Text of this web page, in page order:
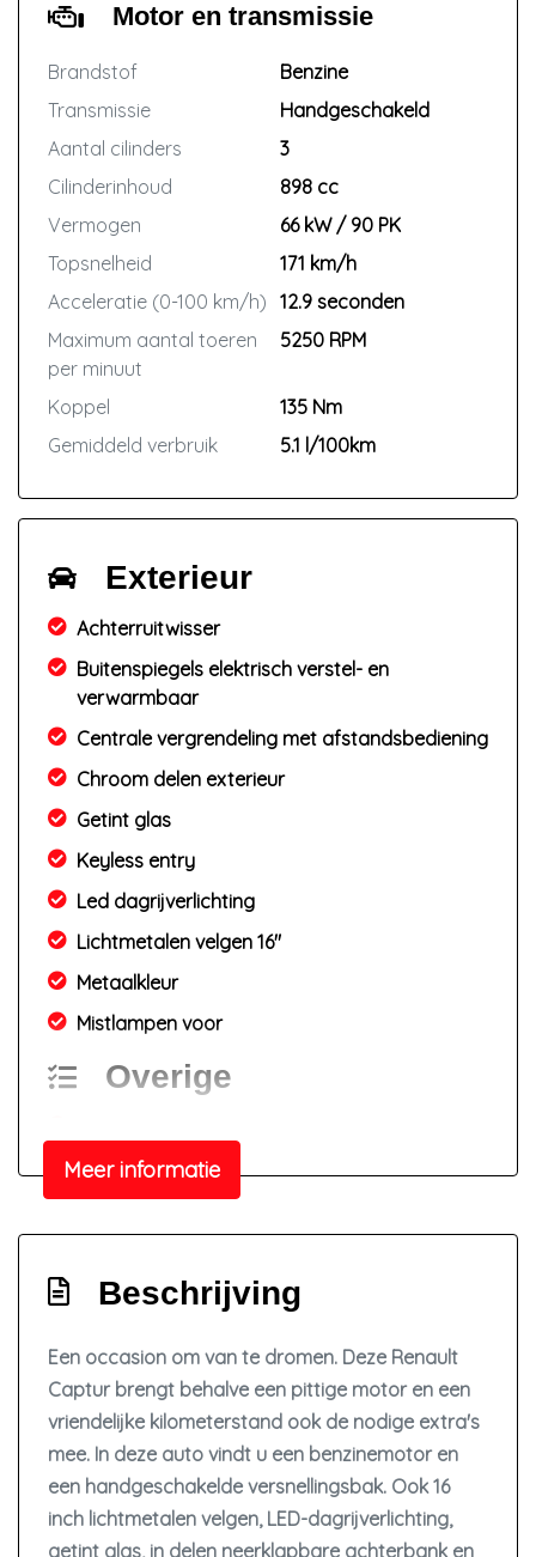
Motor en transmissie
Brandstof
Benzine
Transmissie
Handgeschakeld
Aantal cilinders
3
Cilinderinhoud
898 cc
Vermogen
66 kW / 90 PK
Topsnelheid
171 km/h
Acceleratie (0-100 km/h) 12.9 seconden
Maximum aantal toeren
per minuut
5250 RPM
Koppel
135 Nm
Gemiddeld verbruik
5.1 l/100km
Exterieur
Achterruitwisser
Buitenspiegels elektrisch verstel- en
verwarmbaar
Centrale vergrendeling met afstandsbediening
Chroom delen exterieur
Getint glas
Keyless entry
Led dagrijverlichting
Lichtmetalen velgen 16"
Metaalkleur
Mistlampen voor
Overige
Anti blokkeer systeem
Bluetooth
Elektronische remkrachtverdeling
Hoofd airbag(s) voor
Passagiersairbag
Zij airbag(s) voor
Interieur
Meer informatie
Beschrijving
Een occasion om van te dromen. Deze Renault
Captur brengt behalve een pittige motor en een
vriendelijke kilometerstand ook de nodige extra's
mee. In deze auto vindt u een benzinemotor en
een handgeschakelde versnellingsbak. Ook 16
inch lichtmetalen velgen, LED-dagrijverlichting,
getint glas, in delen neerklapbare achterbank en